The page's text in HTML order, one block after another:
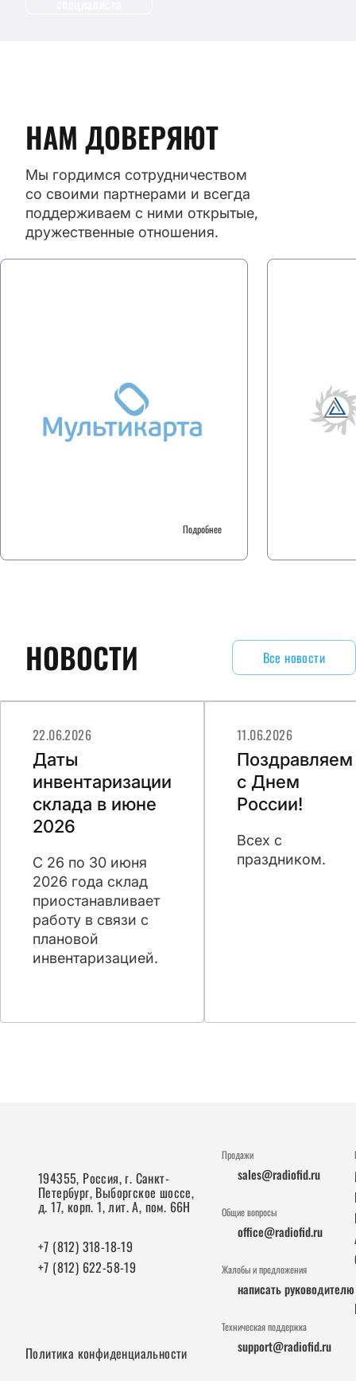
НАМ ДОВЕРЯЮТ
Мы гордимся сотрудничеством
со своими партнерами и всегда
поддерживаем с ними открытые,
дружественные отношения.
Подробнее
НОВОСТИ Все новости
22.06.2026
Даты
инвентаризации
склада в июне
2026
C 26 по 30 июня
2026 года склад
приостанавливает
работу в связи с
плановой
инвентаризацией.
11.06.2026
Поздравляем
с Днем
России!
Всех с
праздником.
194355, Россия, г. Санкт-
Петербург, Выборгское шоссе,
д. 17, корп. 1, лит. А, пом. 66Н
+7 (812) 318-18-19
+7 (812) 622-58-19
Политика конфиденциальности
Продажи
sales@radiofid.ru
Общие вопросы
office@radiofid.ru
Жалобы и предложения
написать руководителю
Техническая поддержка
support@radiofid.ru